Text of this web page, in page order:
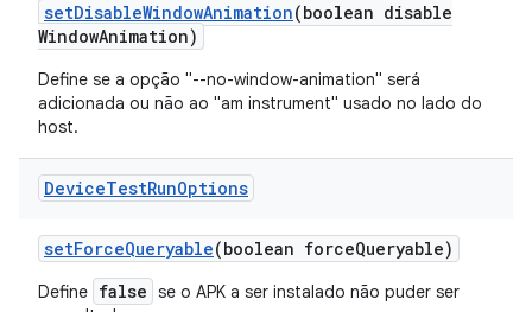
setDisableWindowAnimation(boolean disable
WindowAnimation)
Define se a opção "--no-window-animation" será
adicionada ou não ao "am instrument" usado no lado do
host.
DeviceTestRunOptions
setForceQueryable(boolean forceQueryable)
Define false se o APK a ser instalado não puder ser